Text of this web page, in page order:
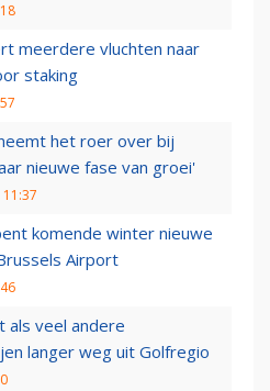
meerdere vluchten naar
staking
het roer over bij
nieuwe fase van groei'
komende winter nieuwe
Airport
als veel andere
langer weg uit Golfregio